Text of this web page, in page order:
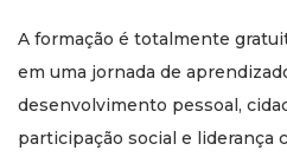
A formação é totalmente
em uma jornada de
desenvolvimento pessoal,
participação social e liderança